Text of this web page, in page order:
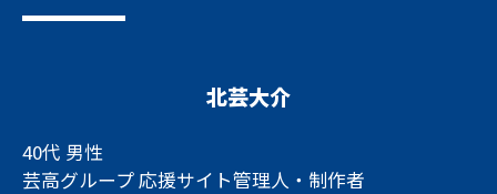
北芸大介
40代 男性
芸高グループ 応援サイト管理人・制作者